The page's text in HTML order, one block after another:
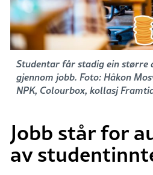
Studentar får stadig ein større
gjennom jobb. Foto: Håkon
NPK, Colourbox, kollasj
Jobb står for
av